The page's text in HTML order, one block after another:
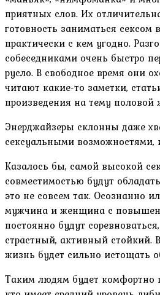
приятных слов. Их
готовность заниматься сексом
практически с кем угодно.
собеседниками очень быстро
русло. В свободное время они
читают какие-то заметки,
произведения на тему половой
Энерджайзеры склонны даже
сексуальными возможностями,
Казалось бы, самой высокой
совместимостью будут
это не совсем так. Осознанно
мужчина и женщина с
постоянно будут
страстный, активный стойкий.
жизнь будет сильно истощать
Таким людям будет комфортно